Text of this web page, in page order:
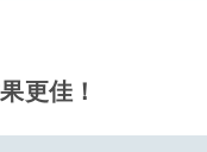
更佳！